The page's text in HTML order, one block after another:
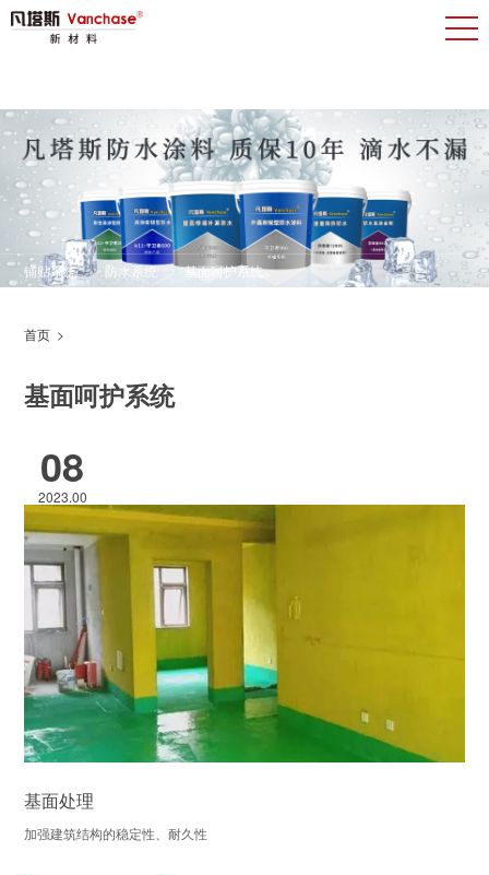
铺贴系统 防水系统 基面呵护系统
首页 >
基面呵护系统
08
2023.00
基面处理
加强建筑结构的稳定性、耐久性